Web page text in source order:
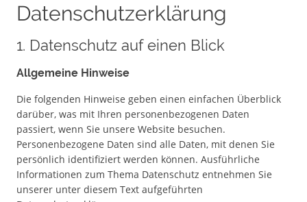
Datenschutzerklärung
1. Datenschutz auf einen Blick
Allgemeine Hinweise
Die folgenden Hinweise geben einen einfachen Überblick
darüber, was mit Ihren personenbezogenen Daten
passiert, wenn Sie unsere Website besuchen.
Personenbezogene Daten sind alle Daten, mit denen Sie
persönlich identifiziert werden können. Ausführliche
Informationen zum Thema Datenschutz entnehmen Sie
unserer unter diesem Text aufgeführten